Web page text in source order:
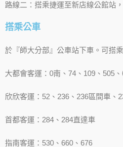
路線二：搭乘捷運至新店線公館站
搭乘公車
於『師大分部』公車站下車。可搭
大都會客運：0南、74、109、505
欣欣客運：52、236、236區間車、
首都客運：284、284直達車
指南客運：530、660、676